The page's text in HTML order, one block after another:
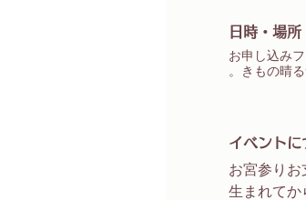
日時・場所
お申し込み
きもの晴
イベントに
お宮参りお
生まれてか